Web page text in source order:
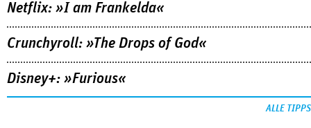
Netflix: »I am Frankelda«
Crunchyroll: »The Drops of God«
Disney+: »Furious«
ALLE TIPPS